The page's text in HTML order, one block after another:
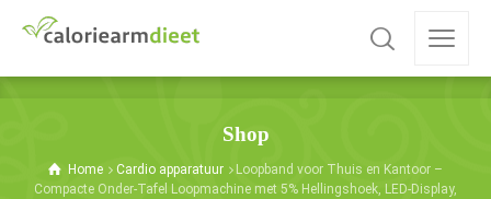
Shop
Home Cardio apparatuur
Loopband voor Thuis en Kantoor –
Compacte Onder-Tafel Loopmachine met 5% Hellingshoek, LED-Display,